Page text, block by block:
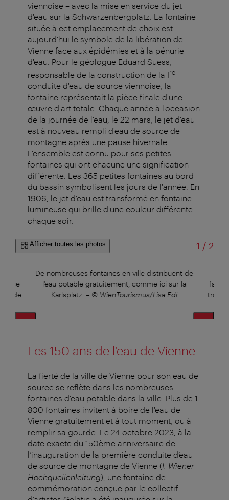
viennoise – avec la mise en service du jet
d'eau sur la Schwarzenbergplatz. La fontaine
située à cet emplacement de choix est
aujourd'hui le symbole de la libération de
Vienne face aux épidémies et à la pénurie
d'eau. Pour le géologue Eduard Suess,
responsable de la construction de la Ire
conduite d'eau de source viennoise, la
fontaine représentait la pièce finale d'une
œuvre d'art totale. Chaque année à l'occasion
de la journée de l'eau, le 22 mars, le jet d'eau
est à nouveau rempli d'eau de source de
montagne après une pause hivernale.
L'ensemble est connu pour ses petites
fontaines qui ont chacune une signification
différente. Les 365 petites fontaines au bord
du bassin symbolisent les jours de l'année. En
1906, le jet d'eau est transformé en fontaine
lumineuse qui brille d'une couleur différente
chaque soir.
Afficher toutes les photos 1 /sur
2
et se
de
De nombreuses fontaines en ville distribuent de
l'eau potable gratuitement, comme ici sur la
Karlsplatz. – © WienTourismus/Lisa Edi
Les 150 ans de l'eau de Vienne
La fierté de la ville de Vienne pour son eau de
source se reflète dans les nombreuses
fontaines d'eau potable dans la ville. Plus de 1
800 fontaines invitent à boire de l'eau de
Vienne gratuitement et à tout moment, ou à
remplir sa gourde. Le 24 octobre 2023, à la
date exacte du 150ème anniversaire de
l’inauguration de la première conduite d’eau
de source de montagne de Vienne (I. Wiener
Hochquellenleitung), une fontaine de
commémoration conçue par le collectif